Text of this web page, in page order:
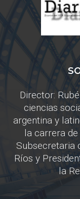
Director:
ciencias
argentina y
la carrera
Subsecretaria
Ríos y
la